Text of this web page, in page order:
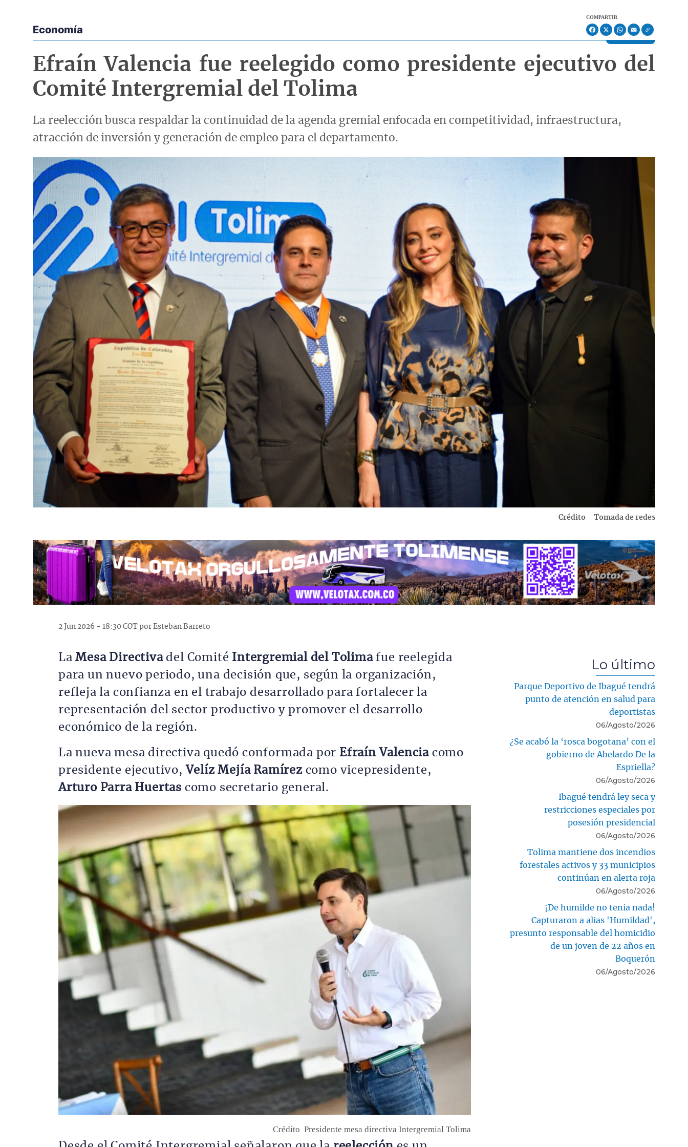
Econoticias y Eventos
Economía
COMPARTIR
Facebook
X WhatsApp
Email
Efraín Valencia fue reelegido como presidente ejecutivo del
Comité Intergremial del Tolima
La reelección busca respaldar la continuidad de la agenda gremial enfocada en competitividad, infraestructura,
atracción de inversión y generación de empleo para el departamento.
Imagen
Crédito Tomada de redes
2 Jun 2026 - 18:30 COT por Esteban Barreto
LaMesa Directivadel Comité Intergremial del Tolimafue reelegida
para un nuevo periodo, una decisión que, según la organización,
refleja la confianza en el trabajo desarrollado para fortalecer la
representación del sector productivo y promover el desarrollo
económico de la región.
La nueva mesa directiva quedó conformada por Efraín Valencia como
presidente ejecutivo, Velíz Mejía Ramírezcomo vicepresidente,
Arturo Parra Huertas como secretario general.
Imagen
Crédito Presidente mesa directiva Intergremial Tolima
Lo último
Parque Deportivo de Ibagué tendrá
punto de atención en salud para
deportistas
06/Agosto/2026
¿Se acabó la ‘rosca bogotana’ con el
gobierno de Abelardo De la
Espriella?
06/Agosto/2026
Ibagué tendrá ley seca y
restricciones especiales por
posesión presidencial
06/Agosto/2026
Tolima mantiene dos incendios
forestales activos y 33 municipios
continúan en alerta roja
06/Agosto/2026
¡De humilde no tenia nada!
Capturaron a alias 'Humildad',
presunto responsable del homicidio
de un joven de 22 años en
Boquerón
06/Agosto/2026